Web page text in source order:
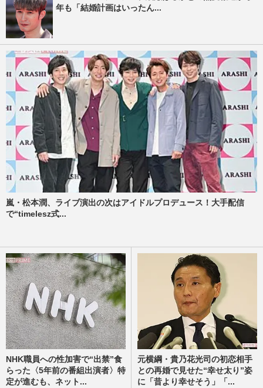
年も「結婚計画はいったん...
嵐・松本潤、ライブ演出の次はアイドルプロデュース！大手配信
で“timelesz式...
NHK職員への性加害で“出禁”食
らった〈5年前の番組出演者〉特
定が進むも、ネット...
元横綱・貴乃花光司の初恋相手
との再婚で見せた“幸せ太り”姿
に「昔より幸せそう」「...